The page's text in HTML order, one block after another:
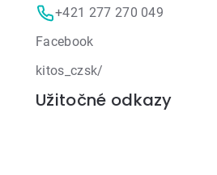
+421 277 270 049
Facebook
kitos_czsk/
Užitočné odkazy